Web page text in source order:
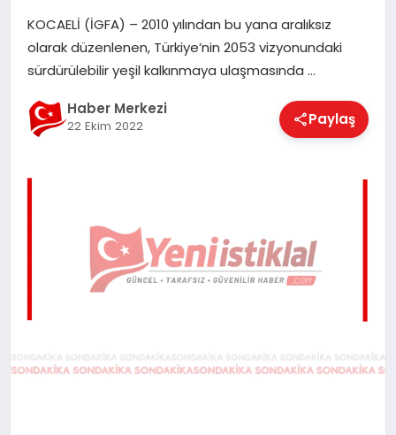
EĞITIM
EKONOMI
SPOR
KOCAELİ (İGFA) – 2010 yılından bu yana aralıksız
olarak düzenlenen, Türkiye’nin 2053 vizyonundaki
sürdürülebilir yeşil kalkınmaya ulaşmasında …
Haber Merkezi
22 Ekim 2022 Paylaş